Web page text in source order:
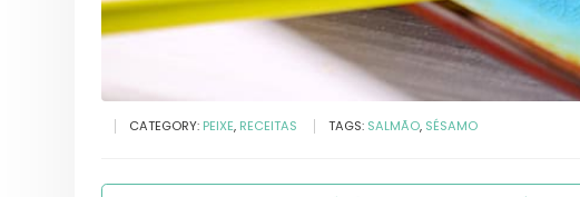
CATEGORY: PEIXE, RECEITAS TAGS: SALMÃO, SÉSAMO